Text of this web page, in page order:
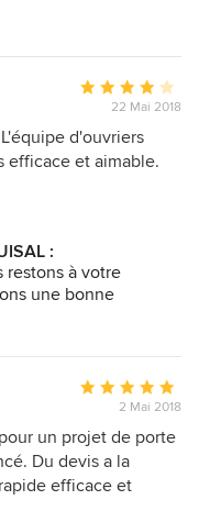
Note
moyenne
:
4
22 Mai 2018
d'ouvriers
efficace et aimable.
:
restons à votre
une bonne
Note
moyenne
:
5
étoiles
2 Mai 2018
un projet de porte
Du devis a la
efficace et